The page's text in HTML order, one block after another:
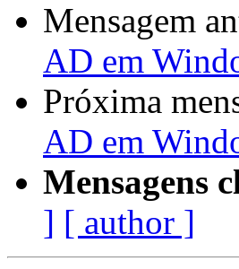
Mensagem
AD em
Próxima
AD em
Mensagens
] [ author ]